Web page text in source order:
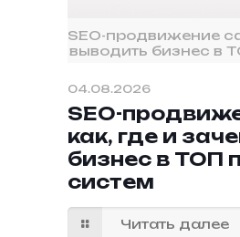
SEO-продвижение
выводить бизнес в
04.08.2026
SEO-
как, где и
бизнес в ТОП
систем
Читать далее